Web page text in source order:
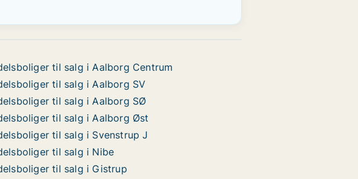
til salg i Aalborg Centrum
til salg i Aalborg SV
til salg i Aalborg SØ
til salg i Aalborg Øst
til salg i Svenstrup J
til salg i Nibe
til salg i Gistrup